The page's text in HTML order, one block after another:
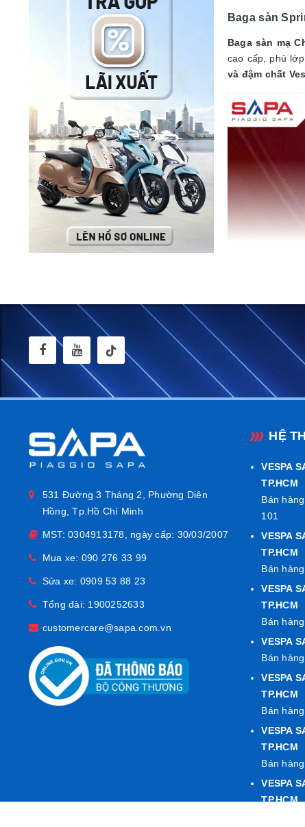
Baga sàn
Baga sàn mạ
cao cấp, phủ lớp
và đậm chất
Thiết kế sang
Bề mặt mạ
Thiết kế ôm
Khung inox
531 Đường 3 Tháng 2, Phường Diên
Hồng, Tp.Hồ Chí Minh
MST: 0304913178, ngày cấp: 30/03/2007
Mua xe: 090 276 33 99
Sửa xe: 0909 53 88 23
Tổng đài: 1900252633
customercare@sapa.com.vn
HỆ
VESPA
TP.HCM
Bán
101
VESPA
TP.HCM
Bán
VESPA
TP.HCM
Bán
VESPA
Bán
VESPA
TP.HCM
Bán
VESPA
TP.HCM
Bán
VESPA
TP.HCM